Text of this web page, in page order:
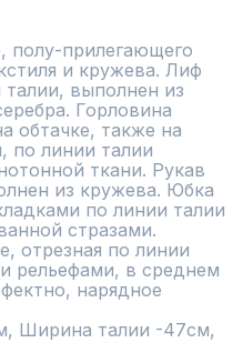
полу-прилегающего
и кружева. Лиф
талии, выполнен из
Горловина
обтачке, также на
по линии талии
ткани. Рукав
из кружева. Юбка
по линии талии
стразами.
отрезная по линии
рельефами, в среднем
нарядное
Ширина талии -47см,